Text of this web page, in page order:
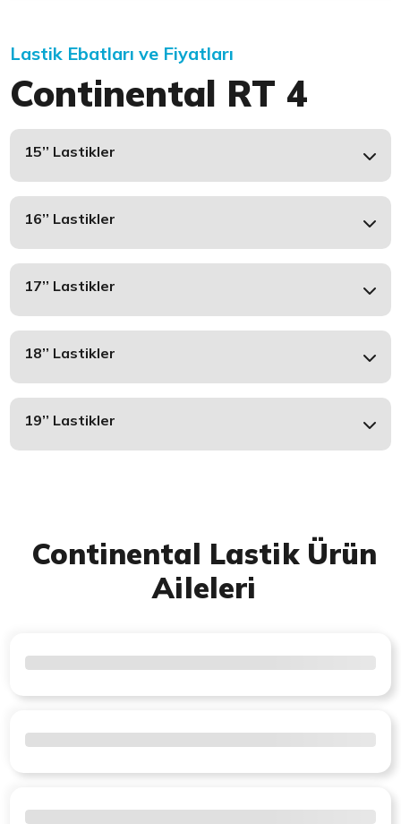
Lastik Ebatları ve Fiyatları
Continental RT 4
15’’ Lastikler
16’’ Lastikler
17’’ Lastikler
18’’ Lastikler
19’’ Lastikler
Continental Lastik Ürün
Aileleri